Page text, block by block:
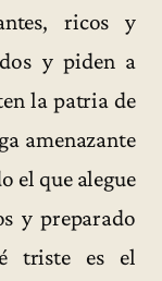
ricos y
y piden a
la patria de
amenazante
el que alegue
y preparado
triste es el